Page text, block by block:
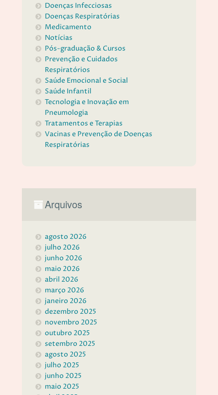
Doenças Infecciosas
Doenças Respiratórias
Medicamento
Notícias
Pós-graduação & Cursos
Prevenção e Cuidados
Respiratórios
Saúde Emocional e Social
Saúde Infantil
Tecnologia e Inovação em
Pneumologia
Tratamentos e Terapias
Vacinas e Prevenção de Doenças
Respiratórias
Arquivos
agosto 2026
julho 2026
junho 2026
maio 2026
abril 2026
março 2026
janeiro 2026
dezembro 2025
novembro 2025
outubro 2025
setembro 2025
agosto 2025
julho 2025
junho 2025
maio 2025